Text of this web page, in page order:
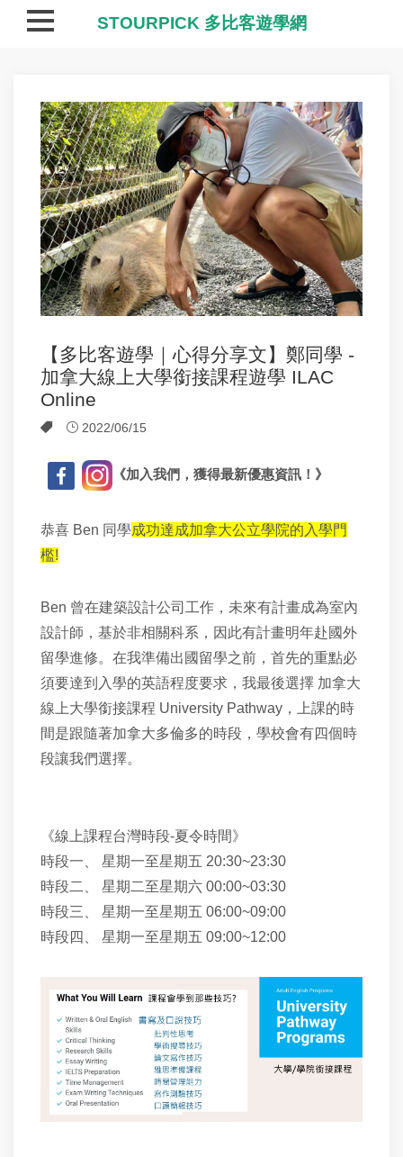
【多比客遊學｜心得分享文】鄭同學 -
加拿大線上大學銜接課程遊學 ILAC
Online
2022/06/15
《加入我們，獲得最新優惠資訊！》
恭喜 Ben 同學成功達成加拿大公立學院的入學門
檻!
Ben 曾在建築設計公司工作，未來有計畫成為室內
設計師，基於非相關科系，因此有計畫明年赴國外
留學進修。在我準備出國留學之前，首先的重點必
須要達到入學的英語程度要求，我最後選擇 加拿大
線上大學銜接課程 University Pathway，
上課的時
間是跟隨著加拿大多倫多的時段，學校會有四個時
段讓我們選擇。
《線上課程台灣時段-夏令時間》
時段一、 星期一至星期五 20:30~23:30
時段二、 星期二至星期六 00:00~03:30
時段三、 星期一至星期五 06:00~09:00
時段四、 星期一至星期五 09:00~12:00
STOURPICK 多比客遊學網